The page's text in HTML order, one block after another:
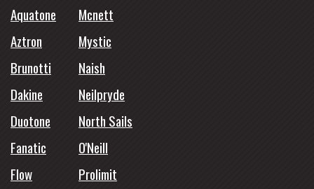
Aquatone
Mcnett
Aztron
Mystic
Brunotti
Naish
Dakine
Neilpryde
Duotone
North Sails
Fanatic
O'Neill
Flow
Prolimit